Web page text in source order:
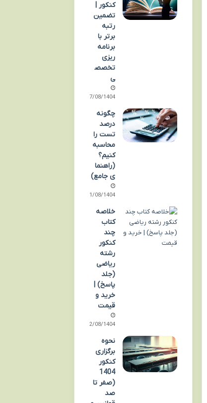
کنکور |
تضمین
رتبه
برتر با
برنامه
ریزی
تخصص
ی
17/08/1404
چگونه
درصد
تست را
محاسبه
کنیم؟
(راهنما
ی جامع)
11/08/1404
خلاصه
کتاب
چند
کنکور
رشته
ریاضی
(جلد
پاسخ) |
خرید و
قیمت
02/08/1404
نحوه
برگزاری
کنکور
1404
(صفر تا
صد